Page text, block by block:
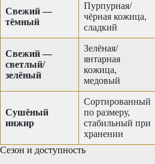
Свежий —
тёмный
Пурпурная/
чёрная кожица,
сладкий
Свежий —
светлый/
зелёный
Зелёная/
янтарная
кожица,
медовый
Сушёный
инжир
Сортированный
по размеру,
стабильный при
хранении
Сезон и доступность